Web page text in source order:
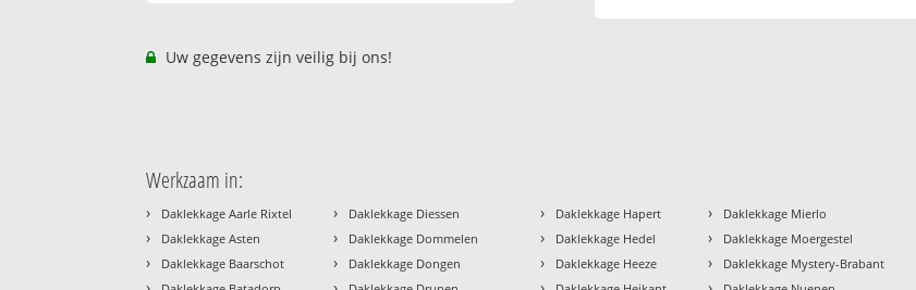
Uw gegevens zijn veilig bij ons!
Werkzaam in:
› Daklekkage Aarle Rixtel
› Daklekkage Asten
› Daklekkage Baarschot
› Daklekkage Diessen
› Daklekkage Dommelen
› Daklekkage Dongen
› Daklekkage Hapert
› Daklekkage Hedel
› Daklekkage Heeze
› Daklekkage Mierlo
› Daklekkage Moergestel
› Daklekkage Mystery-Brabant